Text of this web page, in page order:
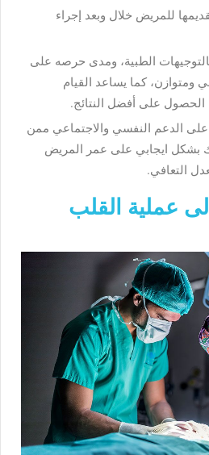
للمريض خلال وبعد إجراء
الطبية، ومدى حرصه على
ومتوازن، كما يساعد القيام
الحصول على أفضل النتائج.
الدعم النفسي والاجتماعي ممن
بشكل ايجابي على عمر المريض
التعافي.
عملية القلب